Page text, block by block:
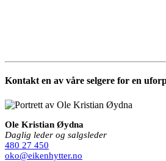
Kontakt en av våre selgere for en
Ole Kristian Øydna
Daglig leder og salgsleder
480 27 450
oko@eikenhytter.no